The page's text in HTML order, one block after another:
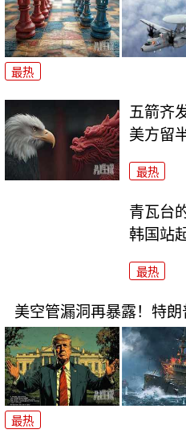
最热
五箭齐
美方留
最热
青瓦台
韩国站
最热
美空管漏洞再暴露！特
最热